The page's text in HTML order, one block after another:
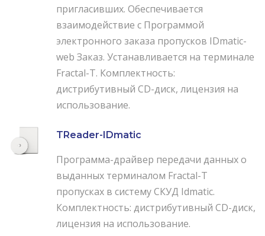
пригласивших. Обеспечивается
взаимодействие с Программой
электронного заказа пропусков IDmatic-
web Заказ. Устанавливается на терминале
Fractal-T. Комплектность:
дистрибутивный CD-диск, лицензия на
использование.
TReader-IDmatic
Программа-драйвер передачи данных о
выданных терминалом Fractal-T
пропусках в систему СКУД Idmatic.
Комплектность: дистрибутивный CD-диск,
лицензия на использование.